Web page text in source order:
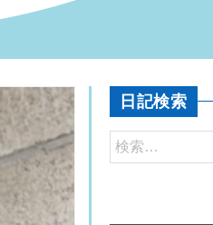
日記検索